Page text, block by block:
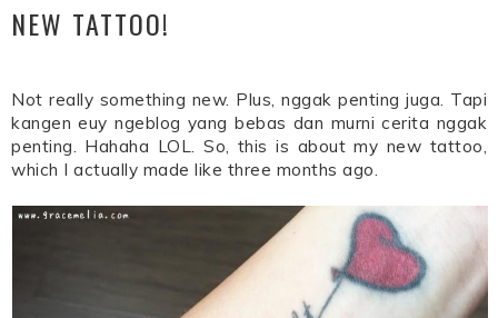
NEW TATTOO!
Not really something new. Plus, nggak penting juga. Tapi
kangen euy ngeblog yang bebas dan murni cerita nggak
penting. Hahaha LOL. So, this is about my new tattoo,
which I actually made like three months ago.